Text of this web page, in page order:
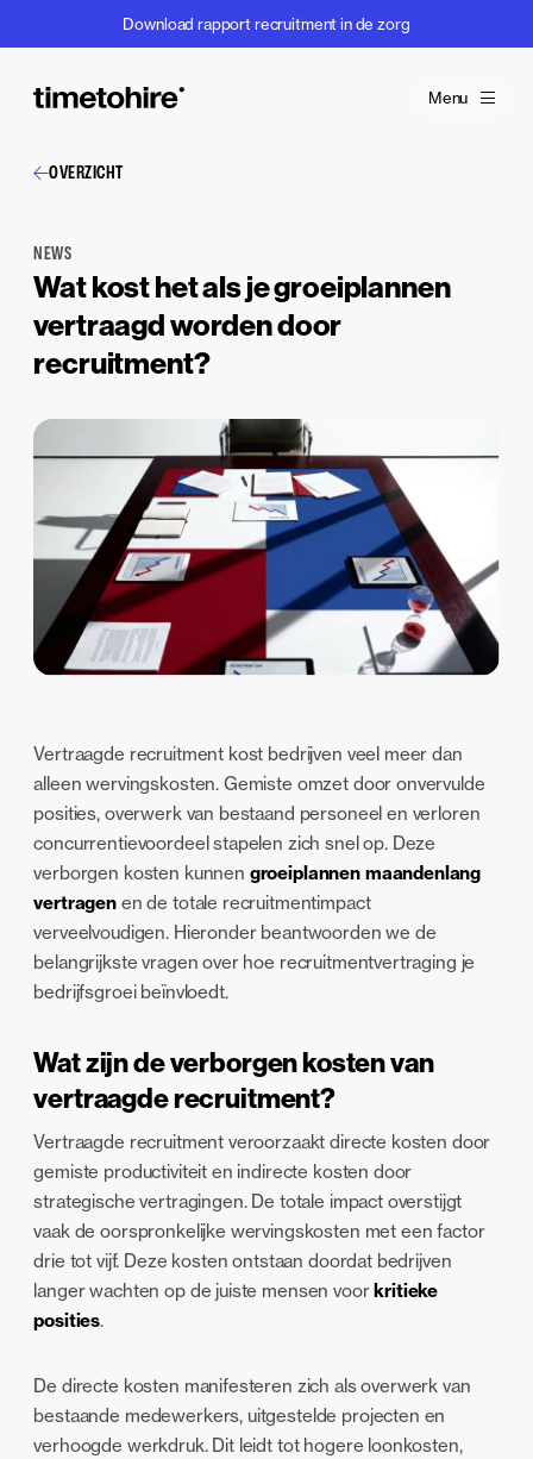
Download rapport recruitment in de zorg
Menu
OVERZICHT
NEWS
Wat kost het als je groeiplannen
vertraagd worden door
recruitment?
Vertraagde recruitment kost bedrijven veel meer dan
alleen wervingskosten. Gemiste omzet door onvervulde
posities, overwerk van bestaand personeel en verloren
concurrentievoordeel stapelen zich snel op. Deze
verborgen kosten kunnen groeiplannen maandenlang
vertragen en de totale recruitmentimpact
verveelvoudigen. Hieronder beantwoorden we de
belangrijkste vragen over hoe recruitmentvertraging je
bedrijfsgroei beïnvloedt.
Wat zijn de verborgen kosten van
vertraagde recruitment?
Vertraagde recruitment veroorzaakt directe kosten door
gemiste productiviteit en indirecte kosten door
strategische vertragingen. De totale impact overstijgt
vaak de oorspronkelijke wervingskosten met een factor
drie tot vijf. Deze kosten ontstaan doordat bedrijven
langer wachten op de juiste mensen voorkritieke
posities.
De directe kosten manifesteren zich als overwerk van
bestaande medewerkers, uitgestelde projecten en
verhoogde werkdruk. Dit leidt tot hogere loonkosten,